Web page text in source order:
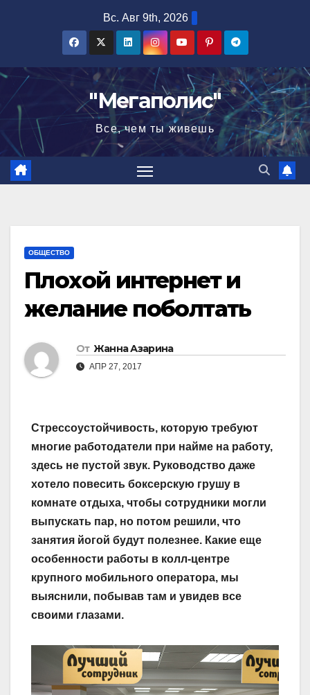
Вс. Авг 9th, 2026
"Мегаполис"
Все, чем ты живешь
ОБЩЕСТВО
Плохой интернет и
желание поболтать
От Жанна Азарина
АПР 27, 2017
Стрессоустойчивость, которую требуют
многие работодатели при найме на работу,
здесь не пустой звук. Руководст­во даже
хотело повесить боксерскую грушу в
комнате отдыха, чтобы сотрудники могли
выпускать пар, но потом решили, что
занятия йогой будут полезнее. Какие еще
особенности работы в колл-центре
крупного мобильного оператора, мы
выяснили, побывав там и увидев все
своими глазами.